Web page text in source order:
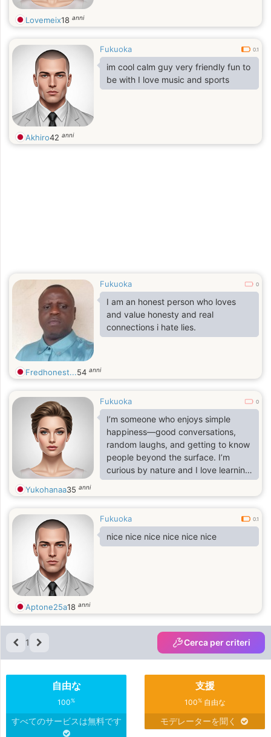
Lovemeix18 anni
Fukuoka 0.1
im cool calm guy very friendly fun to
be with I love music and sports
Akhiro42 anni
Fukuoka 0
I am an honest person who loves
and value honesty and real
connections i hate lies.
Fredhonest...54 anni
Fukuoka 0
I’m someone who enjoys simple
happiness—good conversations,
random laughs, and getting to know
people beyond the surface. I’m
curious by nature and I love learning
about different cultures. If you’re
easy to talk to and kind, we’ll
Yukohanaa35 anni
Fukuoka 0.1
nice nice nice nice nice nice
Aptone25a18 anni
1 Cerca per criteri
自由な
100%
すべてのサービスは無料です
支援
100%自由な
モデレーターを聞く